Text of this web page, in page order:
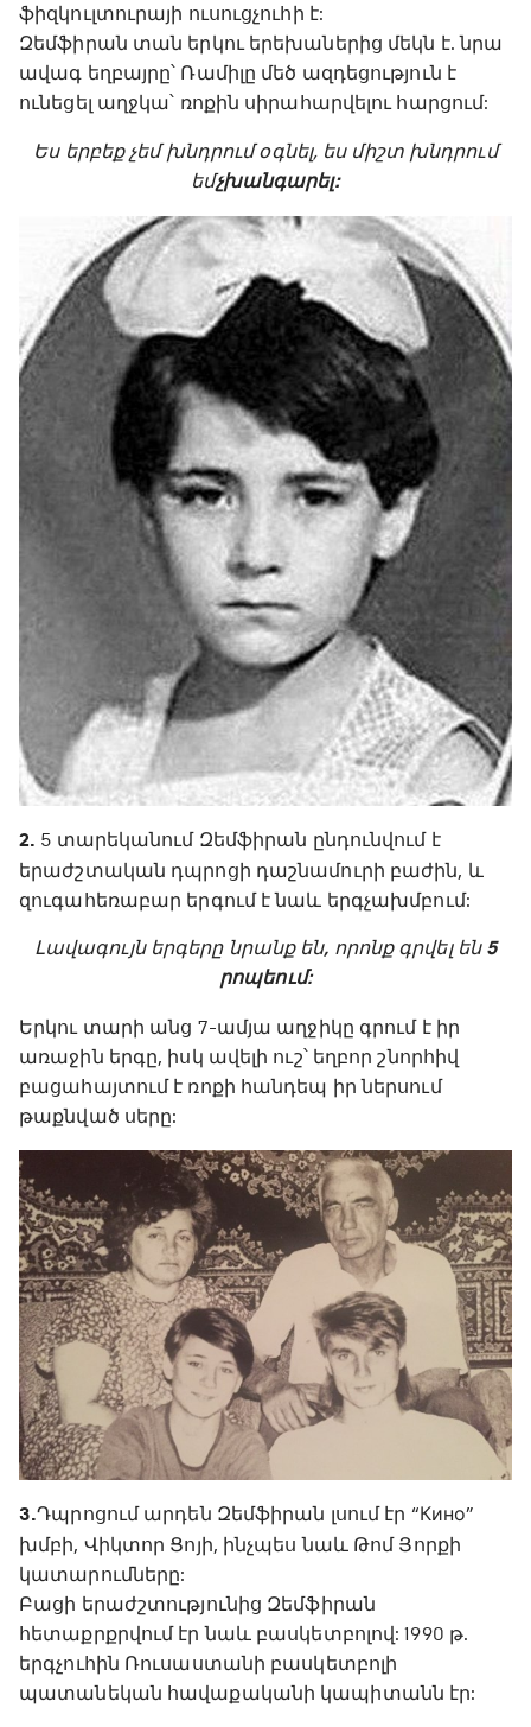
ֆիզկուլտուրայի ուսուցչուհի է:
Զեմֆիրան տան երկու երեխաներից մեկն է. նրա
ավագ եղբայրը՝ Ռամիլը մեծ ազդեցություն է
ունեցել աղջկա՝ ռոքին սիրահարվելու հարցում:
Ես երբեք չեմ խնդրում օգնել, ես միշտ խնդրում
եմչխանգարել:
2. 5 տարեկանում Զեմֆիրան ընդունվում է
երաժշտական դպրոցի դաշնամուրի բաժին, և
զուգահեռաբար երգում է նաև երգչախմբում:
Լավագույն երգերը նրանք են, որոնք գրվել են 5
րոպեում:
Երկու տարի անց 7-ամյա աղջիկը գրում է իր
առաջին երգը, իսկ ավելի ուշ՝ եղբոր շնորհիվ
բացահայտում է ռոքի հանդեպ իր ներսում
թաքնված սերը:
3.Դպրոցում արդեն Զեմֆիրան լսում էր “Кино”
խմբի, Վիկտոր Ցոյի, ինչպես նաև Թոմ Յորքի
կատարումները:
Բացի երաժշտությունից Զեմֆիրան
հետաքրքրվում էր նաև բասկետբոլով: 1990 թ.
երգչուհին Ռուսաստանի բասկետբոլի
պատանեկան հավաքականի կապիտանն էր: